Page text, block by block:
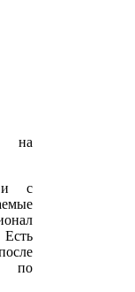
и с
по